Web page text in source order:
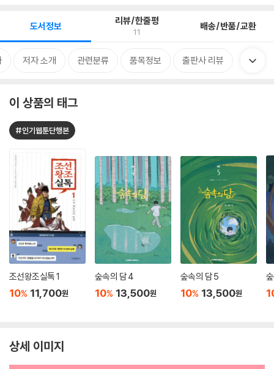
도서정보 리뷰/한줄평
11 배송/반품/교환
저자 소개 관련분류 품목정보 출판사 리뷰
이 상품의 태그
#인기웹툰단행본
조선왕조실톡 1
10% 11,700원
숲속의 담 4
10% 13,500원
숲속의 담 5
10% 13,500원
상세 이미지